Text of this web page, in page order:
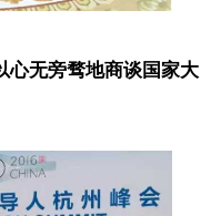
心无旁骛地商谈国家大